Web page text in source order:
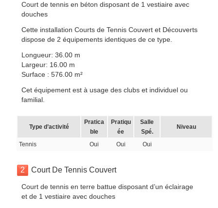
Court de tennis en béton disposant de 1 vestiaire avec
douches
Cette installation Courts de Tennis Couvert et Découverts
dispose de 2 équipements identiques de ce type.
Longueur: 36.00 m
Largeur: 16.00 m
Surface : 576.00 m²
Cet équipement est à usage des clubs et individuel ou
familial.
Type d’activité
Pratica
ble
Pratiqu
ée
Salle
Spé.
Niveau
Tennis Oui Oui Oui
2 Court De Tennis Couvert
Court de tennis en terre battue disposant d’un éclairage
et de 1 vestiaire avec douches